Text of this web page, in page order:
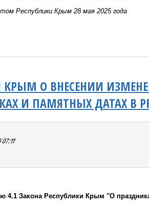
Республики Крым 28 мая 2025 года
КРЫМ О ВНЕСЕНИИ
И ПАМЯТНЫХ ДАТАХ В
4.1 Закона Республики Крым "О